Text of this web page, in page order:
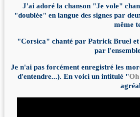
J'ai adoré la chanson "Je vole"
"doublée" en langue des signes par
même
"Corsica" chanté par Patrick Bruel
par
Je n'ai pas forcément enregistré les
d'entendre...). En voici un intitulé "